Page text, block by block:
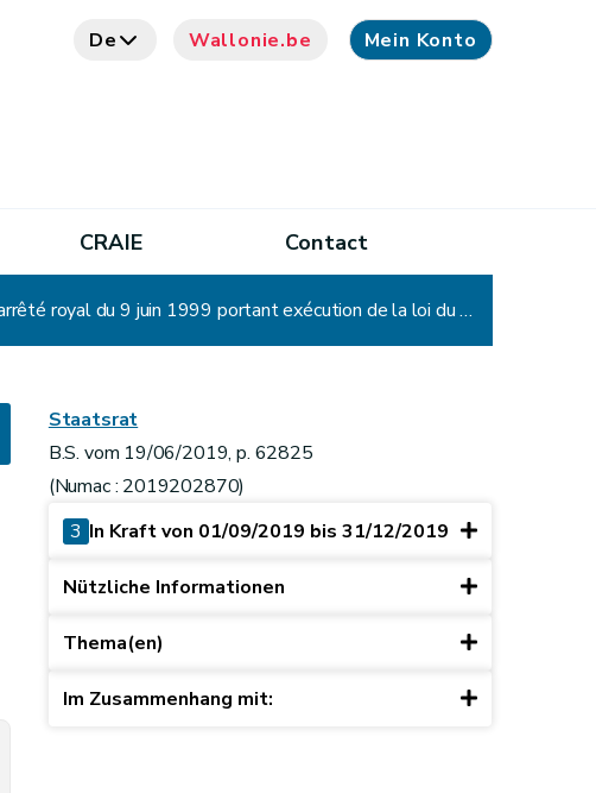
De Wallonie.be Mein Konto
CRAIE Contact
Arrêté du Gouvernement wallon du relatif à l'occupation des travailleurs étrangers et abrogeant l'arrêté royal du 9 juin 1999 portant exécution de la loi du 30 avril 1999 relative à l'occupation des travailleurs étrangers
Staatsrat
B.S. vom 19/06/2019, p. 62825
(Numac : 2019202870)
3 In Kraft von 01/09/2019 bis 31/12/2019
Nützliche Informationen
Thema(en)
Im Zusammenhang mit: